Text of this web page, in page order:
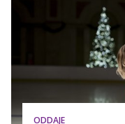
ODDAJE